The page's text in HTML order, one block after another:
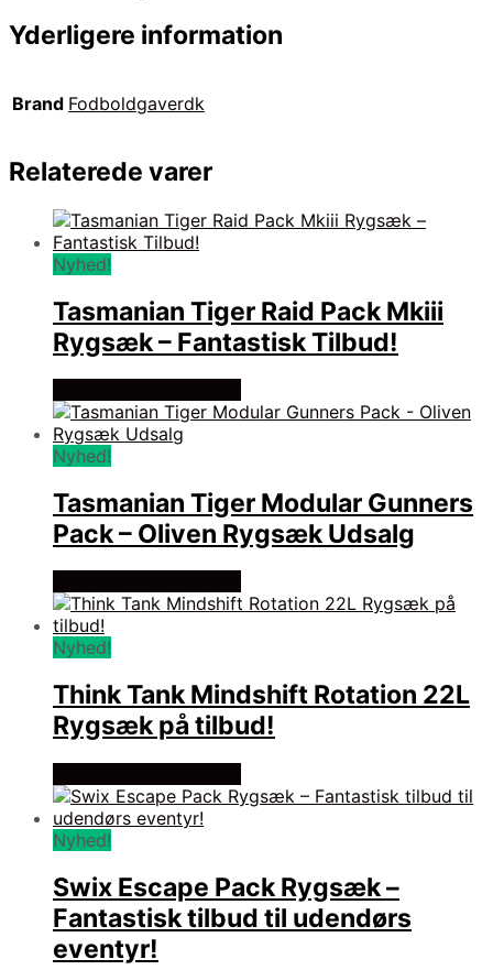
Yderligere information
Brand Fodboldgaverdk
Relaterede varer
Nyhed!
Tasmanian Tiger Raid Pack Mkiii
Rygsæk – Fantastisk Tilbud!
Nyhed!
Tasmanian Tiger Modular Gunners
Pack – Oliven Rygsæk Udsalg
Nyhed!
Think Tank Mindshift Rotation 22L
Rygsæk på tilbud!
Nyhed!
Swix Escape Pack Rygsæk –
Fantastisk tilbud til udendørs
eventyr!